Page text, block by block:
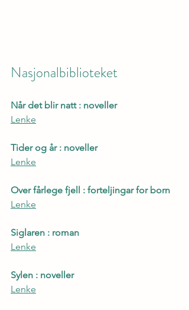
Nasjonalbiblioteket
Når det blir natt : noveller
Lenke
Tider og år : noveller
Lenke
Over fårlege fjell : forteljingar for born
Lenke
Siglaren : roman
Lenke
Sylen : noveller
Lenke